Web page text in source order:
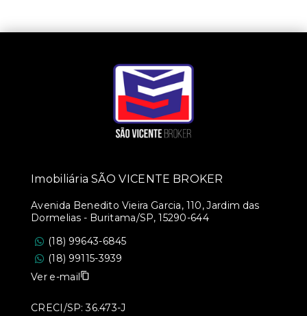
Imobiliária SÃO VICENTE BROKER
Avenida Benedito Vieira Garcia, 110, Jardim das
Dormelias - Buritama/SP, 15290-644
(18) 99643-6845
(18) 99115-3939
Ver e-mail
CRECI/SP: 36.473-J